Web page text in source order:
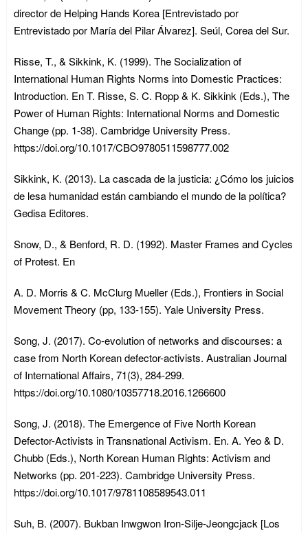
director de Helping Hands Korea [Entrevistado por
Entrevistado por María del Pilar Álvarez]. Seúl, Corea del Sur.
Risse, T., & Sikkink, K. (1999). The Socialization of
International Human Rights Norms into Domestic Practices:
Introduction. En T. Risse, S. C. Ropp & K. Sikkink (Eds.), The
Power of Human Rights: International Norms and Domestic
Change (pp. 1-38). Cambridge University Press.
https://doi.org/10.1017/CBO9780511598777.002
Sikkink, K. (2013). La cascada de la justicia: ¿Cómo los juicios
de lesa humanidad están cambiando el mundo de la política?
Gedisa Editores.
Snow, D., & Benford, R. D. (1992). Master Frames and Cycles
of Protest. En
A. D. Morris & C. McClurg Mueller (Eds.), Frontiers in Social
Movement Theory (pp, 133-155). Yale University Press.
Song, J. (2017). Co-evolution of networks and discourses: a
case from North Korean defector-activists. Australian Journal
of International Affairs, 71(3), 284-299.
https://doi.org/10.1080/10357718.2016.1266600
Song, J. (2018). The Emergence of Five North Korean
Defector-Activists in Transnational Activism. En. A. Yeo & D.
Chubb (Eds.), North Korean Human Rights: Activism and
Networks (pp. 201-223). Cambridge University Press.
https://doi.org/10.1017/9781108589543.011
Suh, B. (2007). Bukban Inwgwon Iron-Silje-Jeongcjack [Los